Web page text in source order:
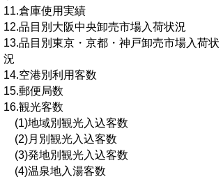
11.倉庫使用実績
12.品目別大阪中央卸売市場入荷状況
13.品目別東京・京都・神戸卸売市場入荷状
況
14.空港別利用客数
15.郵便局数
16.観光客数
(1)地域別観光入込客数
(2)月別観光入込客数
(3)発地別観光入込客数
(4)温泉地入湯客数